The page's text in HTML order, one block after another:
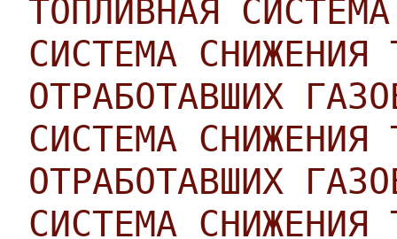
ТОПЛИВНАЯ
СИСТЕМА СНИЖЕНИЯ
ОТРАБОТАВШИХ
СИСТЕМА СНИЖЕНИЯ
ОТРАБОТАВШИХ
СИСТЕМА СНИЖЕНИЯ